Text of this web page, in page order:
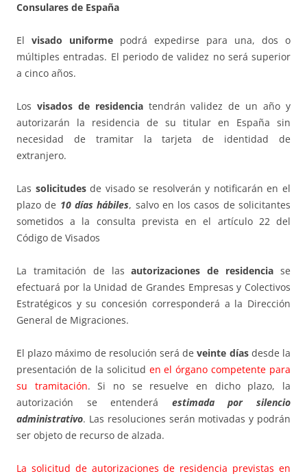
Consulares de España
El visado uniforme podrá expedirse para una, dos o
múltiples entradas. El periodo de validez no será superior
a cinco años.
Los visados de residenciatendrán validez de un año y
autorizarán la residencia de su titular en España sin
necesidad de tramitar la tarjeta de identidad de
extranjero.
Las solicitudesde visado se resolverán y notificarán en el
plazo de 10 días hábiles, salvo en los casos de solicitantes
sometidos a la consulta prevista en el artículo 22 del
Código de Visados
La tramitación de lasautorizaciones de residencia se
efectuará por la Unidad de Grandes Empresas y Colectivos
Estratégicos y su concesión corresponderá a la Dirección
General de Migraciones.
El plazo máximo de resolución será deveinte díasdesde la
presentación de la solicitud en el órgano competente para
su tramitación. Si no se resuelve en dicho plazo, la
autorización se entenderá estimada por silencio
administrativo. Las resoluciones serán motivadas y podrán
ser objeto de recurso de alzada.
La solicitud de autorizaciones de residencia previstas en